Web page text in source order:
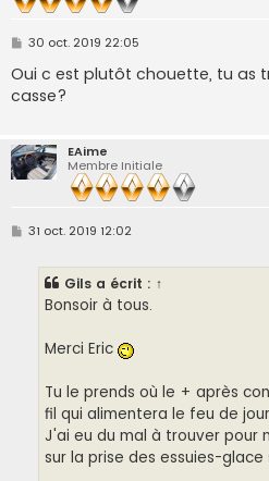
M
s
s
a
30 oct. 2019 22:05
Oui c est plutôt chouette, tu as
casse?
EAime
Membre Initiale
M
31 oct. 2019 12:02
Gils a écrit : ↑
Bonsoir à tous.
Merci Eric
Tu le prends où le + après
fil qui alimentera le feu de
J'ai eu du mal à trouver pour
sur la prise des essuies-glace